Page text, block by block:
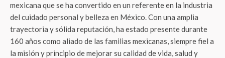
mexicana que se ha convertido en un referente en la industria
del cuidado personal y belleza en México. Con una amplia
trayectoria y sólida reputación, ha estado presente durante
160 años como aliado de las familias mexicanas, siempre fiel a
la misión y principio de mejorar su calidad de vida, salud y